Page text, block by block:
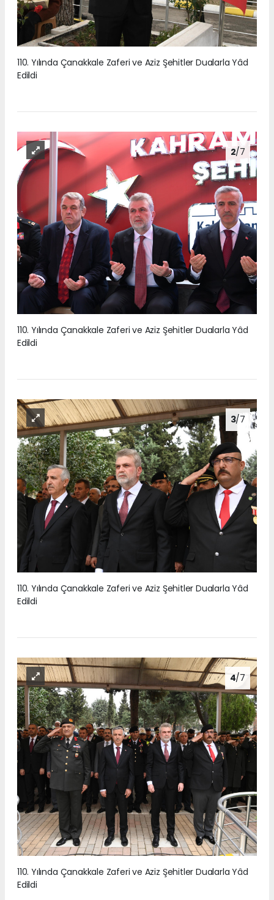
110. Yılında Çanakkale Zaferi ve Aziz Şehitler Dualarla Yâd
Edildi
2/7
110. Yılında Çanakkale Zaferi ve Aziz Şehitler Dualarla Yâd
Edildi
3/7
110. Yılında Çanakkale Zaferi ve Aziz Şehitler Dualarla Yâd
Edildi
4/7
110. Yılında Çanakkale Zaferi ve Aziz Şehitler Dualarla Yâd
Edildi